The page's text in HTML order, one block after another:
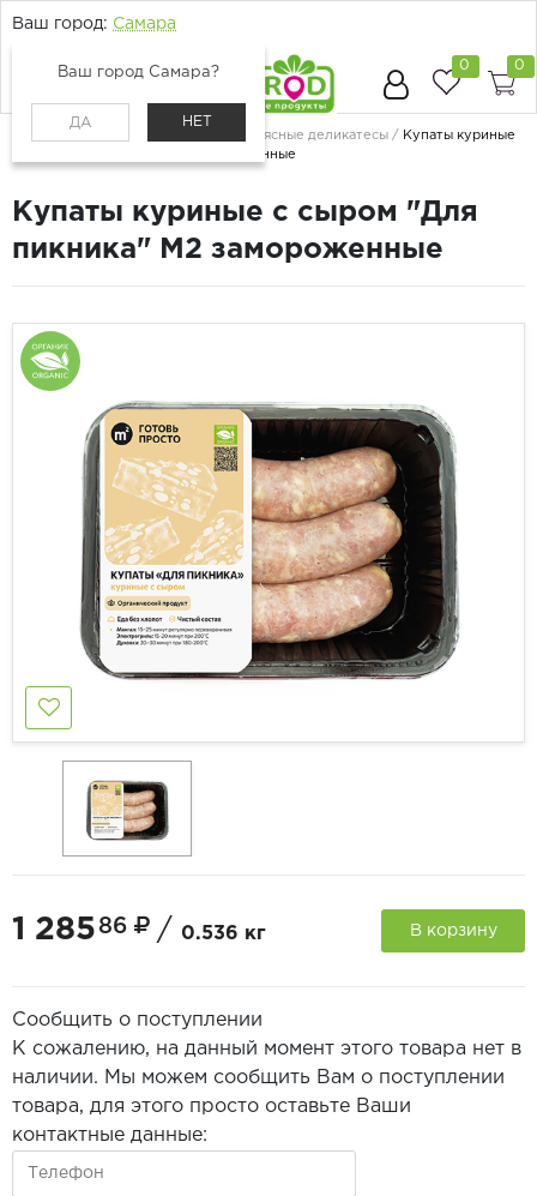
Ваш город: Самара
Ваш город Самара?
ДА НЕТ
0 0
Мясные деликатесы
Купаты куриные
с сыром "Для пикника" М2 замороженные
Купаты куриные с сыром "Для
пикника" М2 замороженные
1 285 86 / 0.536 кг В корзину
Сообщить о поступлении
К сожалению, на данный момент этого товара нет в
наличии. Мы можем сообщить Вам о поступлении
товара, для этого просто оставьте Ваши
контактные данные: